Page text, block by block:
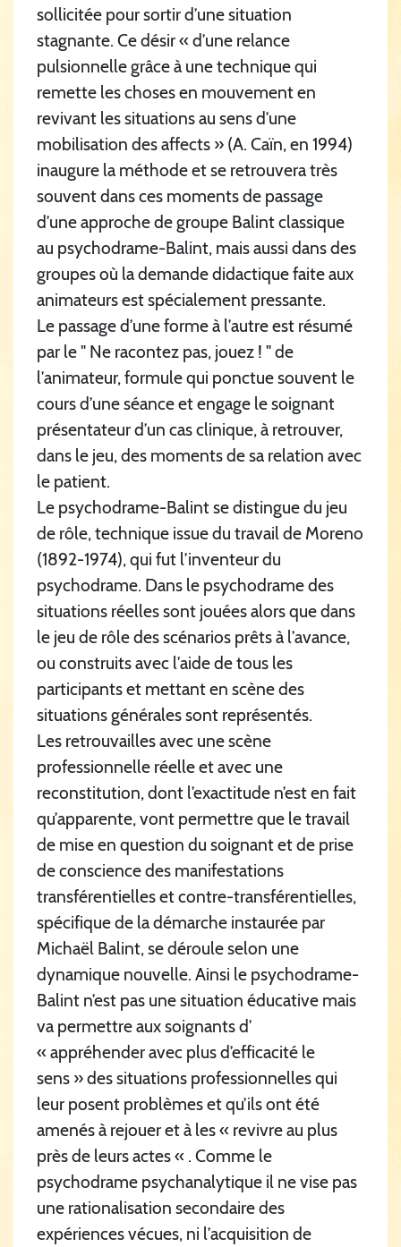
sollicitée pour sortir d’une situation
stagnante. Ce désir « d’une relance
pulsionnelle grâce à une technique qui
remette les choses en mouvement en
revivant les situations au sens d’une
mobilisation des affects » (A. Caïn, en 1994)
inaugure la méthode et se retrouvera très
souvent dans ces moments de passage
d’une approche de groupe Balint classique
au psychodrame-Balint, mais aussi dans des
groupes où la demande didactique faite aux
animateurs est spécialement pressante.
Le passage d’une forme à l’autre est résumé
par le " Ne racontez pas, jouez ! " de
l’animateur, formule qui ponctue souvent le
cours d’une séance et engage le soignant
présentateur d’un cas clinique, à retrouver,
dans le jeu, des moments de sa relation avec
le patient.
Le psychodrame-Balint se distingue du jeu
de rôle, technique issue du travail de Moreno
(1892-1974), qui fut l’inventeur du
psychodrame. Dans le psychodrame des
situations réelles sont jouées alors que dans
le jeu de rôle des scénarios prêts à l’avance,
ou construits avec l’aide de tous les
participants et mettant en scène des
situations générales sont représentés.
Les retrouvailles avec une scène
professionnelle réelle et avec une
reconstitution, dont l’exactitude n’est en fait
qu’apparente, vont permettre que le travail
de mise en question du soignant et de prise
de conscience des manifestations
transférentielles et contre-transférentielles,
spécifique de la démarche instaurée par
Michaël Balint, se déroule selon une
dynamique nouvelle. Ainsi le psychodrame-
Balint n’est pas une situation éducative mais
va permettre aux soignants d’
« appréhender avec plus d’efficacité le
sens » des situations professionnelles qui
leur posent problèmes et qu’ils ont été
amenés à rejouer et à les « revivre au plus
près de leurs actes « . Comme le
psychodrame psychanalytique il ne vise pas
une rationalisation secondaire des
expériences vécues, ni l’acquisition de